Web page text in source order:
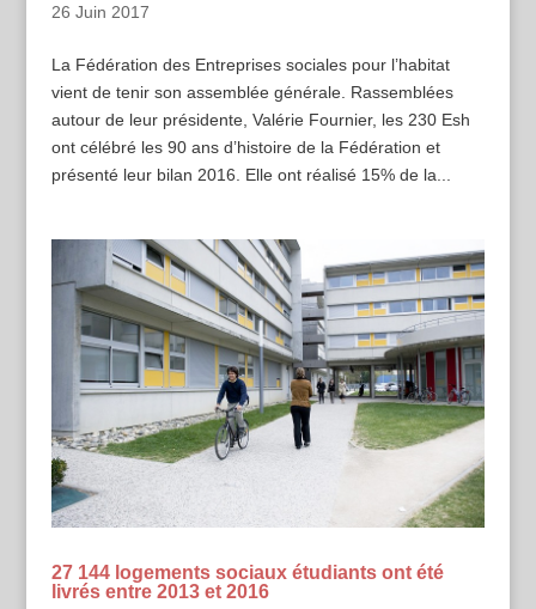
26 Juin 2017
La Fédération des Entreprises sociales pour l’habitat
vient de tenir son assemblée générale. Rassemblées
autour de leur présidente, Valérie Fournier, les 230 Esh
ont célébré les 90 ans d’histoire de la Fédération et
présenté leur bilan 2016. Elle ont réalisé 15% de la...
27 144 logements sociaux étudiants ont été
livrés entre 2013 et 2016